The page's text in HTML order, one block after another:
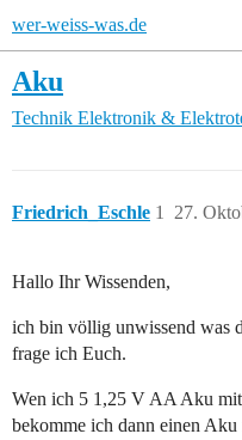
wer-weiss-was.de
Aku
Technik Elektronik &
Friedrich_Eschle 27.
1
Hallo Ihr Wissenden,
ich bin völlig unwissend was
frage ich Euch.
Wen ich 5 1,25 V AA Aku
bekomme ich dann einen